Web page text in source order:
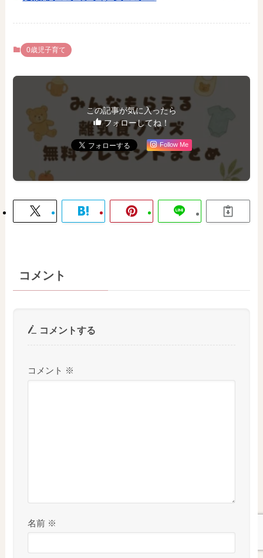
0歳児子育て
この記事が気に入ったら
フォローしてね！
Follow Me
コメント
コメントする
コメント ※
名前 ※